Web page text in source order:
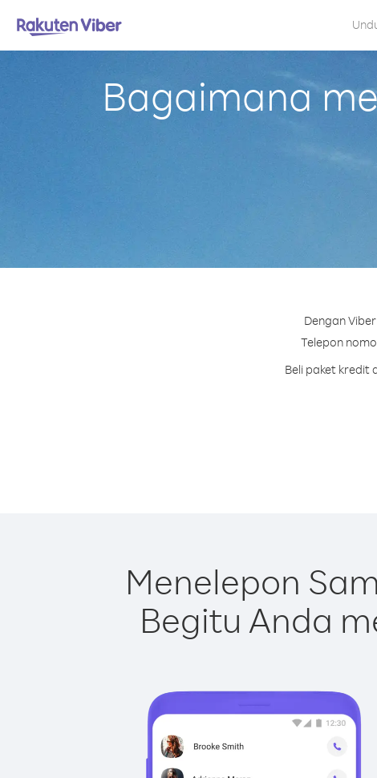
Bagaimana
Dengan
Telepon
Beli paket kredit
Menelepon
Begitu Anda